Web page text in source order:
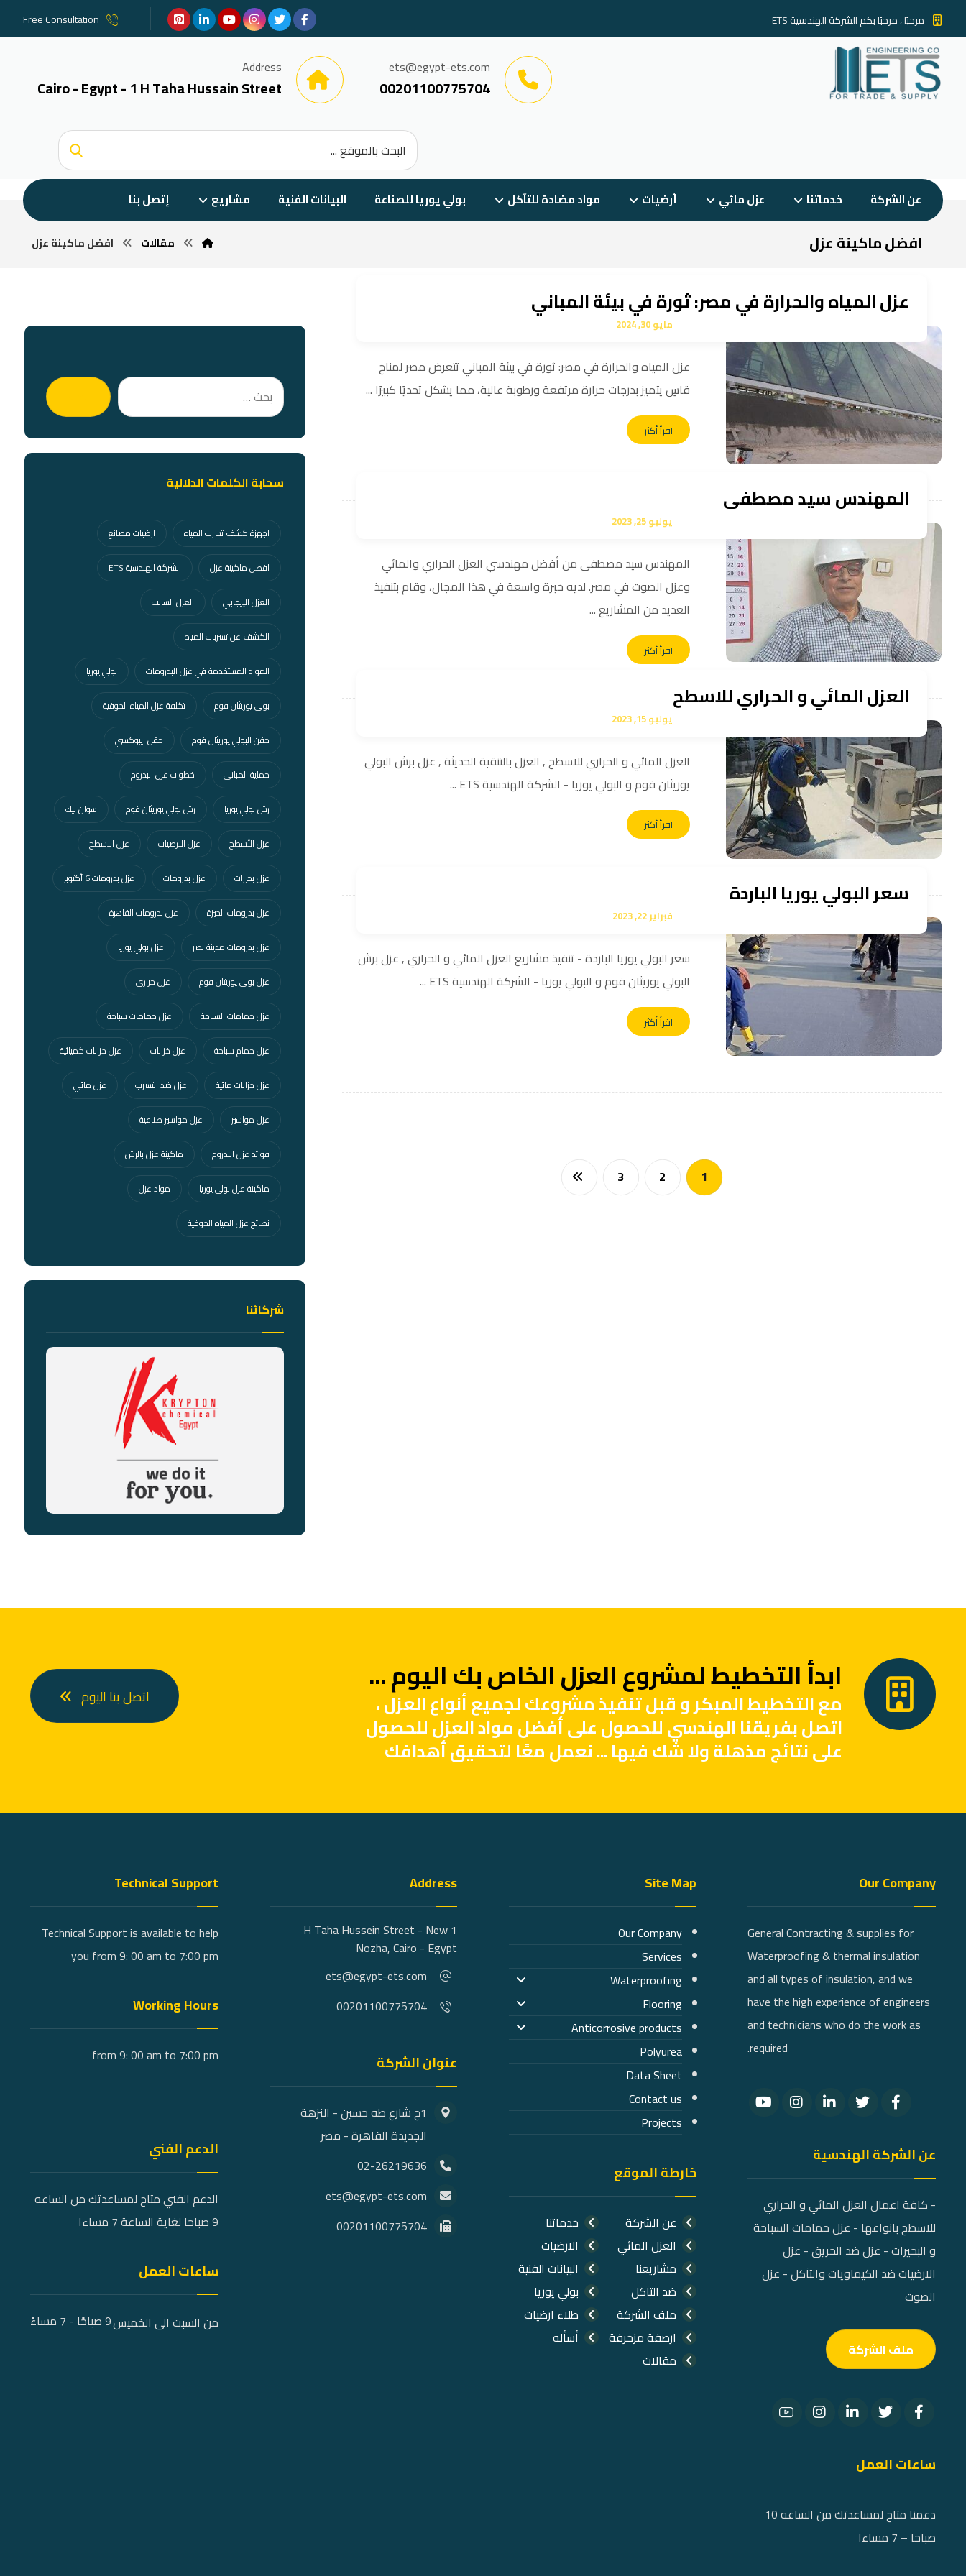
مرحبًا ، مرحبًا بكم الشركة الهندسية ETS Free Consultation
Address
Cairo - Egypt - 1 H Taha Hussain Street
ets@egypt-ets.com
00201100775704
عن الشركة خدماتنا عزل مائي أرضيات مواد مضادة للتآكل بولي يوريا للصناعة البيانات الفنية مشاريع إتصل بنا
افضل ماكينة عزل مقالات افضل ماكينة عزل
عزل المياه والحرارة في مصر: ثورة في بيئة المباني
مايو 30, 2024
عزل المياه والحرارة في مصر: ثورة في بيئة المباني تتعرض مصر لمناخ
قاسٍ يتميز بدرجات حرارة مرتفعة ورطوبة عالية، مما يشكل تحديًا كبيرًا ...
اقرأ أكثر
المهندس سيد مصطفى
يوليو 25, 2023
المهندس سيد مصطفى من أفضل مهندسي العزل الحراري والمائي
وعزل الصوت في مصر. لديه خبرة واسعة في هذا المجال، وقام بتنفيذ
العديد من المشاريع ...
اقرأ أكثر
العزل المائي و الحراري للاسطح
يوليو 15, 2023
العزل المائي و الحراري للاسطح , العزل بالتنقية الحديثة , عزل برش البولي
يوريثان فوم و البولي يوريا - الشركة الهندسية ETS ...
اقرأ أكثر
سعر البولي يوريا الباردة
فبراير 22, 2023
سعر البولي يوريا الباردة - تنفيذ مشاريع العزل المائي و الحراري , عزل برش
البولي يوريثان فوم و البولي يوريا - الشركة الهندسية ETS ...
اقرأ أكثر
1
2
3
سحابة الكلمات الدلالية
اجهزة كشف تسرب المياه ارضيات مصانع
افضل ماكينة عزل الشركة الهندسية ETS
العزل الإيجابي العزل السالب
الكشف عن تسربات المياه
المواد المستخدمة في عزل البدرومات بولي يوريا
بولي يوريثان فوم تكلفة عزل المياه الجوفية
حقن البولي يوريثان فوم حقن ايبوكسي
حماية المباني خطوات عزل البدروم
رش بولي يوريا رش بولي يوريثان فوم سوان ليك
عزل الأسطح عزل الارضيات عزل الاسطح
عزل بحيرات عزل بدرومات عزل بدرومات 6 أكتوبر
عزل بدرومات الجيزة عزل بدرومات القاهرة
عزل بدرومات مدينة نصر عزل بولي يوريا
عزل بولي يوريثان فوم عزل حراري
عزل حمامات السباحة عزل حمامات سباحة
عزل حمام سباحة عزل خزانات عزل خزانات كميائية
عزل خزانات مائية عزل ضد التسرب عزل مائي
عزل مواسير عزل مواسير صناعية
فوائد عزل البدروم ماكينة عزل بالرش
ماكينة عزل بولي يوريا مواد عزل
نصائح عزل المياه الجوفية
شركائنا
ابدأ التخطيط لمشروع العزل الخاص بك اليوم ...
مع التخطيط المبكر و قبل تنفيذ مشروعك لجميع أنواع العزل ،
اتصل بفريقنا الهندسي للحصول على أفضل مواد العزل للحصول
على نتائج مذهلة ولا شك فيها ... نعمل معًا لتحقيق أهدافك
اتصل بنا اليوم
Our Company
General Contracting & supplies for
Waterproofing & thermal insulation
and all types of insulation, and we
have the high experience of engineers
and technicians who do the work as
required.
عن الشركة الهندسية
- كافة اعمال العزل المائي و الحراري
للاسطح بانواعها - عزل حمامات السباحة
و البحيرات - عزل ضد الحريق - عزل
الارضيات ضد الكيماويات والتآكل - عزل
الصوت
ملف الشركة
ساعات العمل
دعمنا متاح لمساعدتك من الساعه 10
صباحا – 7 مساءا
Site Map
Our Company
Services
Waterproofing
Flooring
Anticorrosive products
Polyurea
Data Sheet
Contact us
Projects
خارطة الموقع
عن الشركة
خدماتنا
العزل المائي
الارضيات
مشاريعنا
البيانات الفنية
ضد التآكل
بولي يوريا
ملف الشركة
طلاء ارضيات
ارصفة مزخرفة
أسأله
مقالات
Address
1 H Taha Hussein Street - New
Nozha, Cairo - Egypt
ets@egypt-ets.com
00201100775704
عنوان الشركة
1ح شارع طه حسين - النزهة
الجديدة القاهرة - مصر
02-26219636
ets@egypt-ets.com
00201100775704
Technical Support
Technical Support is available to help
you from 9: 00 am to 7:00 pm
Working Hours
from 9: 00 am to 7:00 pm
الدعم الفني
الدعم الفني متاح لمساعدتك من الساعه
9 صباحا لغاية الساعة 7 مساءا
ساعات العمل
من السبت الى الخميس9 صباحًا - 7 مساءً